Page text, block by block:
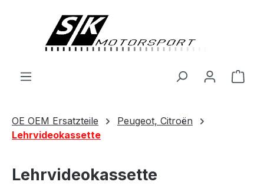
OE OEM Ersatzteile
Peugeot, Citroën
Lehrvideokassette
Lehrvideokassette